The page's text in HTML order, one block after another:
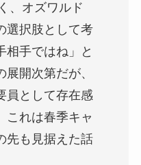
、オズワルド
選択肢として考
相手ではね」と
開次第だが、
員として存在感
これは春季キャ
先も見据えた話